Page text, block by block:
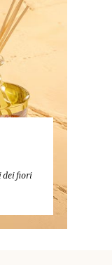
dei fiori